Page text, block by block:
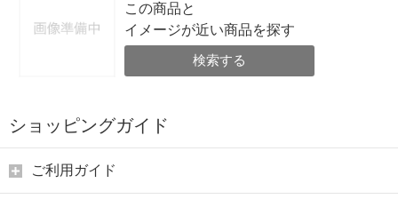
この商品と
イメージが近い商品を探す
検索する
ショッピングガイド
ご利用ガイド